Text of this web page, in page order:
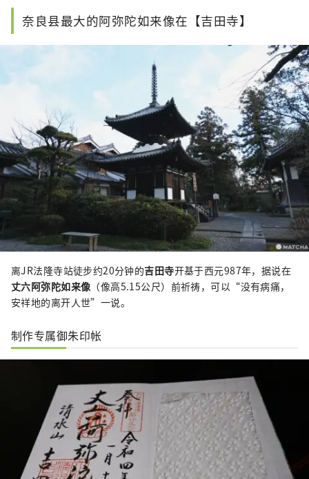
奈良县最大的阿弥陀如来像在【吉田寺】
离JR法隆寺站徒步约20分钟的吉田寺开基于西元987年，据说在
丈六阿弥陀如来像 （像高5.15公尺）前祈祷，可以“没有病痛，
安祥地的离开人世”一说。
制作专属御朱印帐